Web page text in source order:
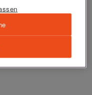
Kohl.
Artikel